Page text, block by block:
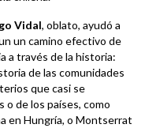
Vidal, oblato, ayudó a
un camino efectivo de
a través de la historia:
de las comunidades
que casi se
o de los países, como
en Hungría, o Montserrat